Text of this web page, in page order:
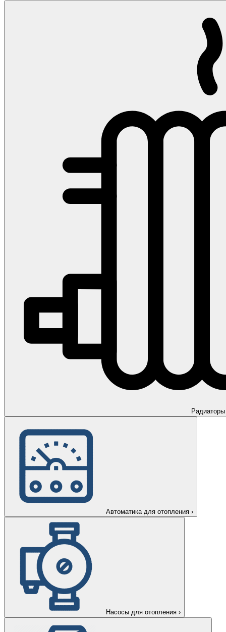
Радиаторы
Автоматика для отопления ›
Насосы для отопления ›